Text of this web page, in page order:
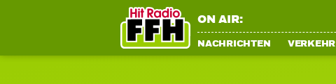
ON AIR:
NACHRICHTEN VERKEHR